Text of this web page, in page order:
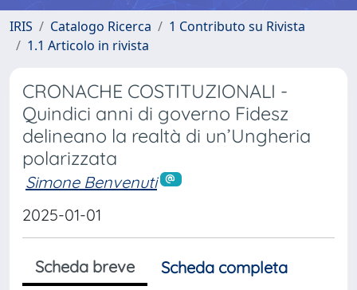
IRIS Catalogo Ricerca
1 Contributo su Rivista
1.1 Articolo in rivista
CRONACHE COSTITUZIONALI -
Quindici anni di governo Fidesz
delineano la realtà di un’Ungheria
polarizzata
Simone Benvenuti
2025-01-01
Scheda breve
Scheda completa